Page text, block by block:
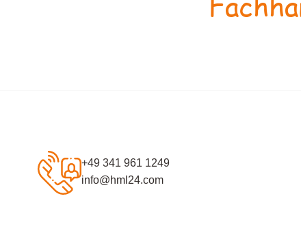
+49 341 961 1249
info@hml24.com